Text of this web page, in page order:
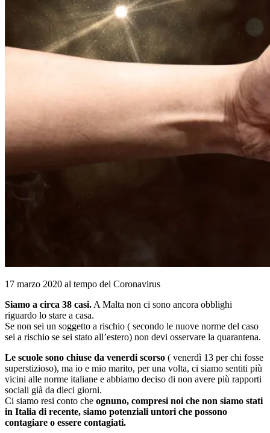
17 marzo 2020 al tempo del Coronavirus
Siamo a circa 38 casi. A Malta non ci sono ancora obblighi
riguardo lo stare a casa.
Se non sei un soggetto a rischio ( secondo le nuove norme del caso
sei a rischio se sei stato all’estero) non devi osservare la quarantena.
Le scuole sono chiuse da venerdi scorso ( venerdì 13 per chi fosse
superstizioso), ma io e mio marito, per una volta, ci siamo sentiti più
vicini alle norme italiane e abbiamo deciso di non avere più rapporti
sociali già da dieci giorni.
Ci siamo resi conto che ognuno, compresi noi che non siamo stati
in Italia di recente, siamo potenziali untori che possono
contagiare o essere contagiati.